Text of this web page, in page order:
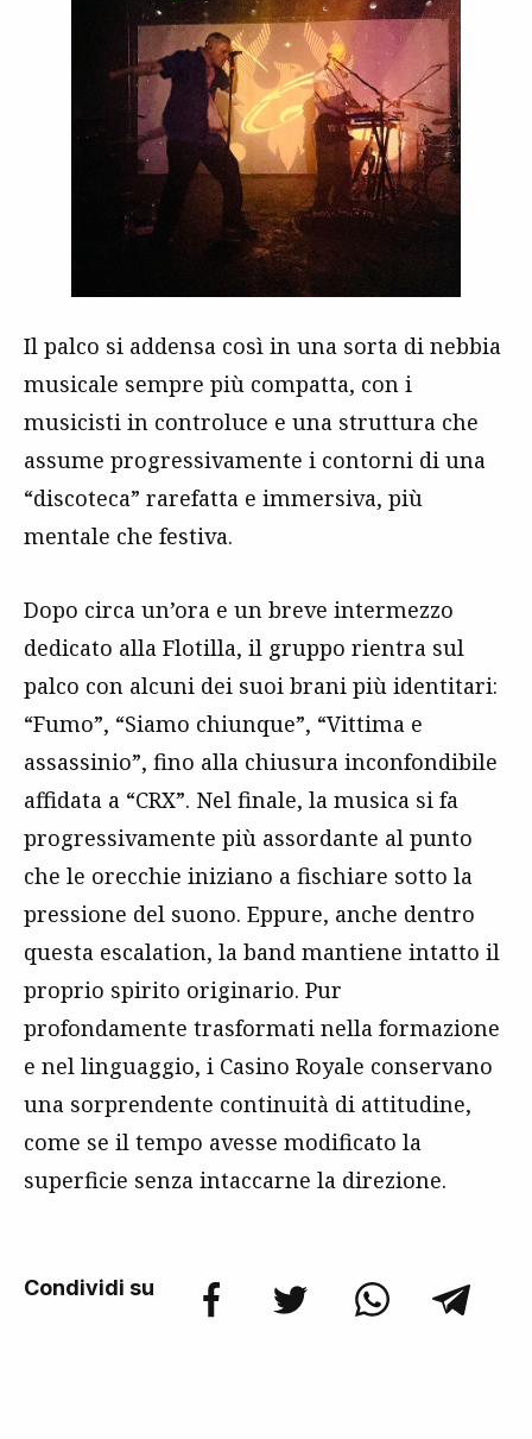
Il palco si addensa così in una sorta di nebbia
musicale sempre più compatta, con i
musicisti in controluce e una struttura che
assume progressivamente i contorni di una
“discoteca” rarefatta e immersiva, più
mentale che festiva.
Dopo circa un’ora e un breve intermezzo
dedicato alla Flotilla, il gruppo rientra sul
palco con alcuni dei suoi brani più identitari:
“Fumo”, “Siamo chiunque”, “Vittima e
assassinio”, fino alla chiusura inconfondibile
affidata a “CRX”. Nel finale, la musica si fa
progressivamente più assordante al punto
che le orecchie iniziano a fischiare sotto la
pressione del suono. Eppure, anche dentro
questa escalation, la band mantiene intatto il
proprio spirito originario. Pur
profondamente trasformati nella formazione
e nel linguaggio, i Casino Royale conservano
una sorprendente continuità di attitudine,
come se il tempo avesse modificato la
superficie senza intaccarne la direzione.
Condividi su